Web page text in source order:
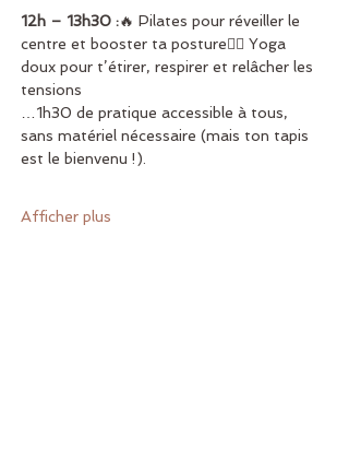
12h – 13h30 :🔥 Pilates pour réveiller le
centre et booster ta posture🧘‍♀️ Yoga
doux pour t’étirer, respirer et relâcher les
tensions
…1h30 de pratique accessible à tous,
sans matériel nécessaire (mais ton tapis
est le bienvenu !).
Afficher plus